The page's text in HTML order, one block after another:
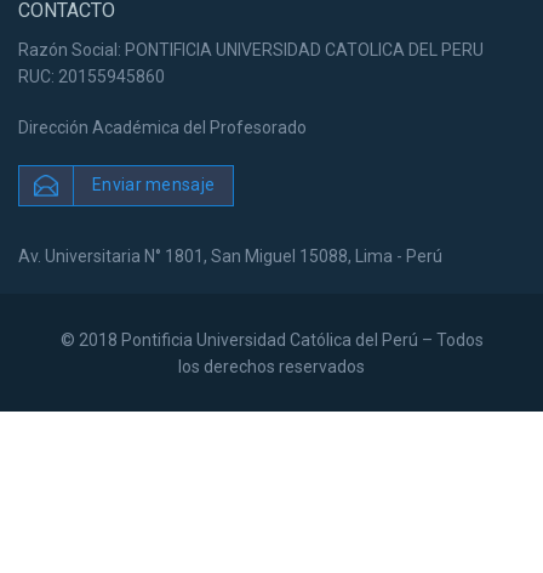
CONTACTO
Razón Social: PONTIFICIA UNIVERSIDAD CATOLICA DEL PERU
RUC: 20155945860
Dirección Académica del Profesorado
Enviar mensaje
Av. Universitaria N° 1801, San Miguel 15088, Lima - Perú
© 2018 Pontificia Universidad Católica del Perú – Todos
los derechos reservados